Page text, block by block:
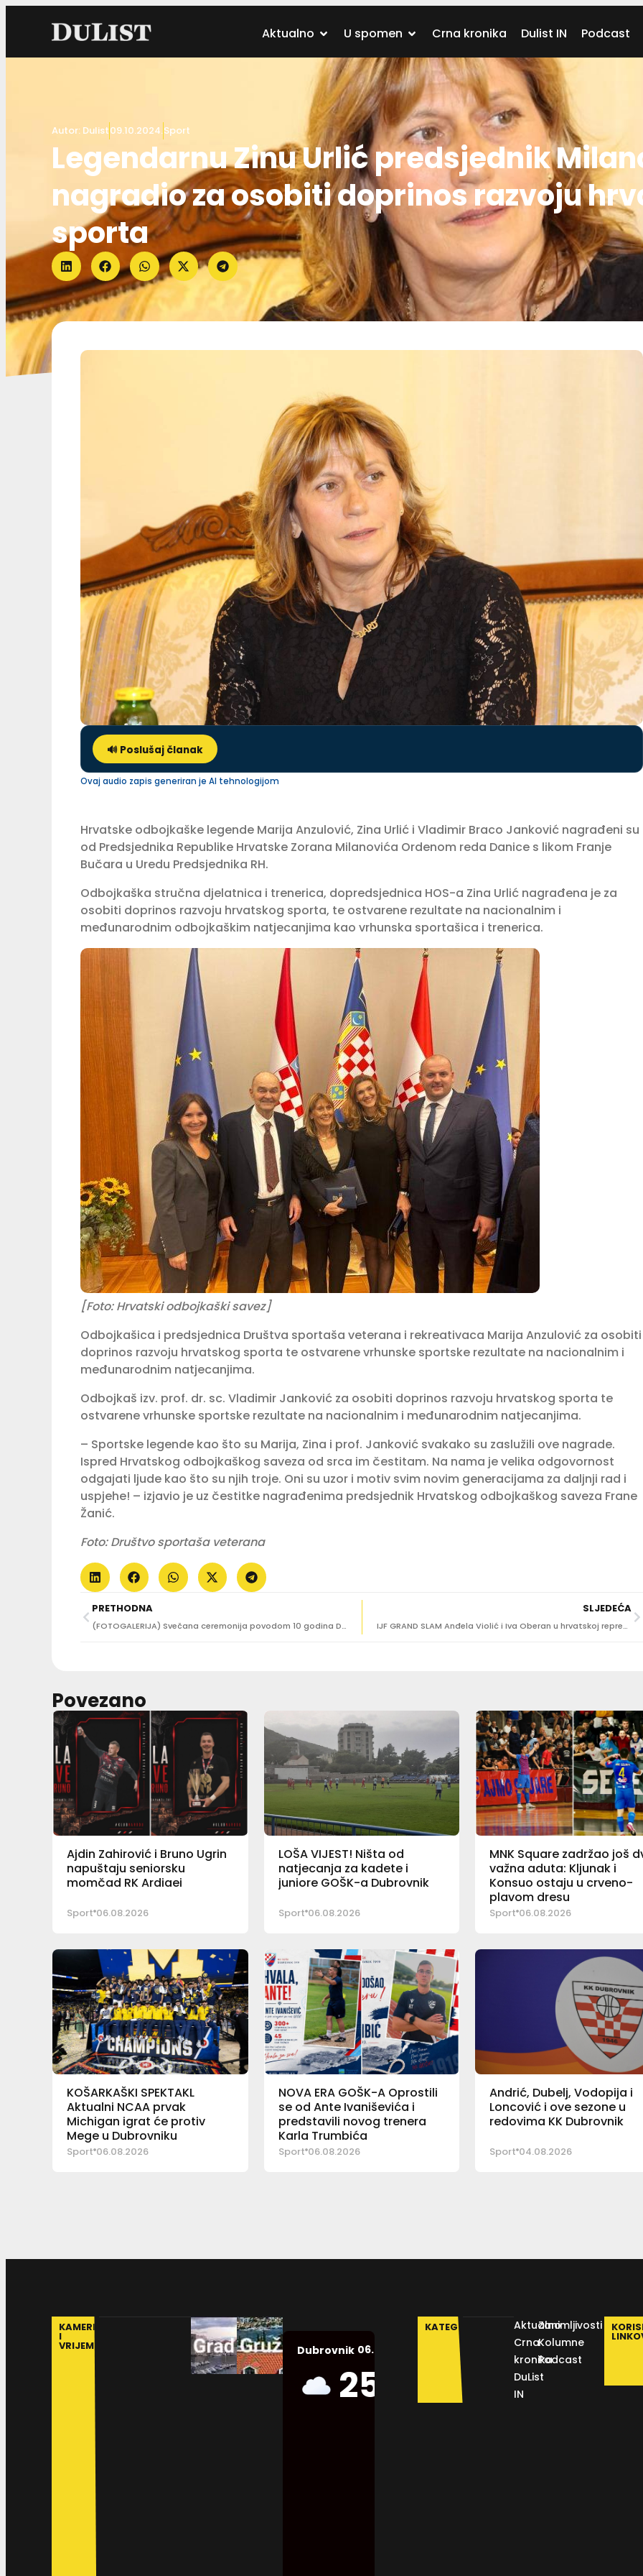
Aktualno U spomen Crna kronika Dulist IN Podcast
Autor: Dulist09.10.2024.Sport
Legendarnu Zinu Urlić predsjednik
nagradio za osobiti doprinos razvoju
sporta
🔊 Poslušaj članak
Ovaj audio zapis generiran je AI tehnologijom
Hrvatske odbojkaške legende Marija Anzulović, Zina Urlić i Vladimir Braco Janković nagrađeni su
od Predsjednika Republike Hrvatske Zorana Milanovića Ordenom reda Danice s likom Franje
Bučara u Uredu Predsjednika RH.
Odbojkaška stručna djelatnica i trenerica, dopredsjednica HOS-a Zina Urlić nagrađena je za
osobiti doprinos razvoju hrvatskog sporta, te ostvarene rezultate na nacionalnim i
međunarodnim odbojkaškim natjecanjima kao vrhunska sportašica i trenerica.
[Foto: Hrvatski odbojkaški savez]
Odbojkašica i predsjednica Društva sportaša veterana i rekreativaca Marija Anzulović za osobiti
doprinos razvoju hrvatskog sporta te ostvarene vrhunske sportske rezultate na nacionalnim i
međunarodnim natjecanjima.
Odbojkaš izv. prof. dr. sc. Vladimir Janković za osobiti doprinos razvoju hrvatskog sporta te
ostvarene vrhunske sportske rezultate na nacionalnim i međunarodnim natjecanjima.
– Sportske legende kao što su Marija, Zina i prof. Janković svakako su zaslužili ove nagrade.
Ispred Hrvatskog odbojkaškog saveza od srca im čestitam. Na nama je velika odgovornost
odgajati ljude kao što su njih troje. Oni su uzor i motiv svim novim generacijama za daljnji rad i
uspjehe! – izjavio je uz čestitke nagrađenima predsjednik Hrvatskog odbojkaškog saveza Frane
Žanić.
Foto: Društvo sportaša veterana
PRETHODNA
(FOTOGALERIJA) Svečana ceremonija povodom 10 godina Dubrovnik Sharks kluba
SLJEDEĆA
IJF GRAND SLAM Anđela Violić i Iva Oberan u hrvatskoj reprezentaciji za Abu Dhabi
Povezano
Ajdin Zahirović i Bruno Ugrin
napuštaju seniorsku
momčad RK Ardiaei
Sport 06.08.2026
LOŠA VIJEST! Ništa od
natjecanja za kadete i
juniore GOŠK-a Dubrovnik
Sport 06.08.2026
MNK Square zadržao još
važna aduta: Kljunak i
Konsuo ostaju u crveno-
plavom dresu
Sport 06.08.2026
KOŠARKAŠKI SPEKTAKL
Aktualni NCAA prvak
Michigan igrat će protiv
Mege u Dubrovniku
Sport 06.08.2026
NOVA ERA GOŠK-A Oprostili
se od Ante Ivaniševića i
predstavili novog trenera
Karla Trumbića
Sport 06.08.2026
Andrić, Dubelj, Vodopija i
Loncović i ove sezone u
redovima KK Dubrovnik
Sport 04.08.2026
KAMERE
I
VRIJEME Dubrovnik 06.08.2026.
25
Humidity:
KATEGORIJE
Aktualno
Crna
kronika
DuList
IN
Zanimljivosti
Kolumne
Podcast